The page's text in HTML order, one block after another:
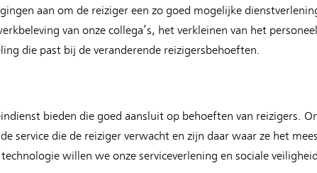
aan om de reiziger een zo goed mogelijke
van onze collega’s, het verkleinen van het
die past bij de veranderende reizigersbehoeften.
bieden die goed aansluit op behoeften van reizigers.
service die de reiziger verwacht en zijn daar waar ze het
willen we onze serviceverlening en sociale